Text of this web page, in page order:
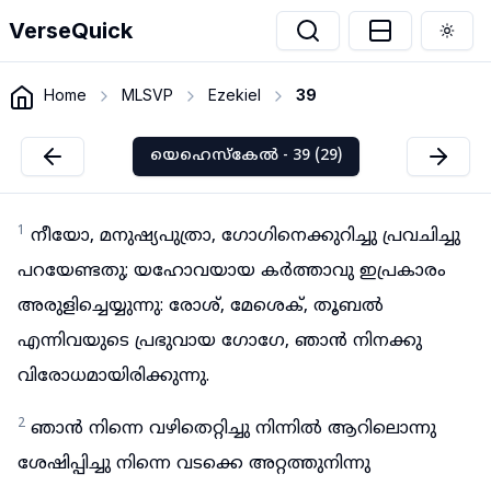
VerseQuick
Home MLSVP Ezekiel 39
യെഹെസ്കേൽ - 39 (29)
1 നീയോ, മനുഷ്യപുത്രാ, ഗോഗിനെക്കുറിച്ചു പ്രവചിച്ചു
പറയേണ്ടതു; യഹോവയായ കർത്താവു ഇപ്രകാരം
അരുളിച്ചെയ്യുന്നു: രോശ്, മേശെക്, തൂബൽ
എന്നിവയുടെ പ്രഭുവായ ഗോഗേ, ഞാൻ നിനക്കു
വിരോധമായിരിക്കുന്നു.
2 ഞാൻ നിന്നെ വഴിതെറ്റിച്ചു നിന്നിൽ ആറിലൊന്നു
ശേഷിപ്പിച്ചു നിന്നെ വടക്കെ അറ്റത്തുനിന്നു